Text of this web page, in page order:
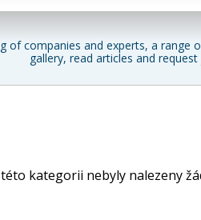
companies and experts, a range
gallery, read articles and request
kategorii nebyly nalezeny